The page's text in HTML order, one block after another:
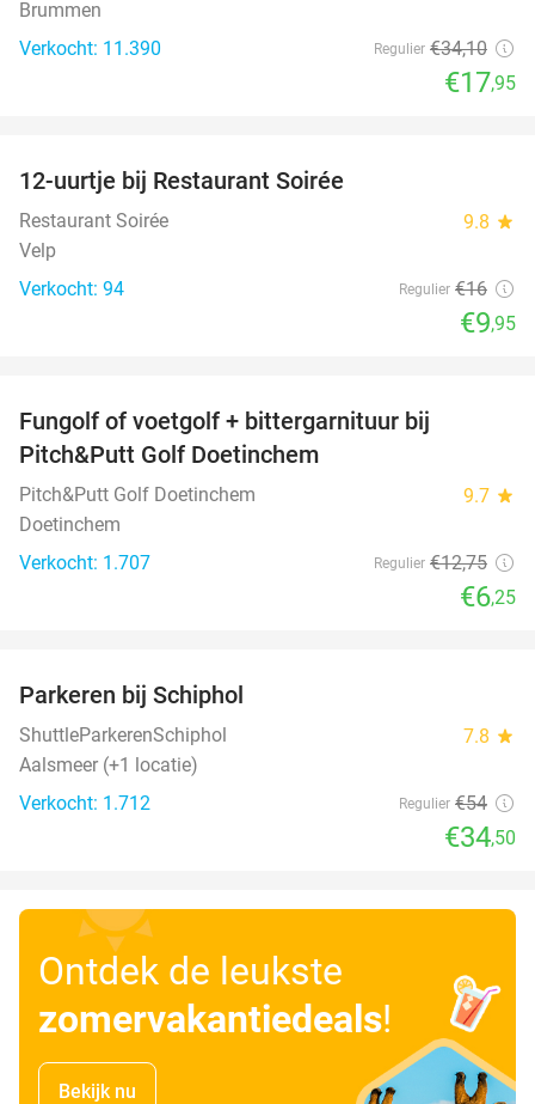
Brummen
Verkocht: 11.390
Regulier €34,10
€17,95
12-uurtje bij Restaurant Soirée
Restaurant Soirée 9.8 star
Velp
Verkocht: 94
Regulier €16
€9,95
Fungolf of voetgolf + bittergarnituur bij
Pitch&Putt Golf Doetinchem
Pitch&Putt Golf Doetinchem 9.7 star
Doetinchem
Verkocht: 1.707
Regulier €12,75
€6,25
Parkeren bij Schiphol
ShuttleParkerenSchiphol 7.8 star
Aalsmeer (+1 locatie)
Verkocht: 1.712
Regulier €54
€34,50
Ontdek de leukste
zomervakantiedeals!
Bekijk nu